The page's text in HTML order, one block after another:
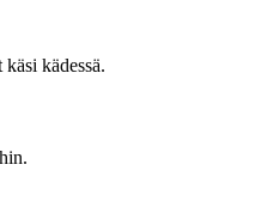
kädessä.